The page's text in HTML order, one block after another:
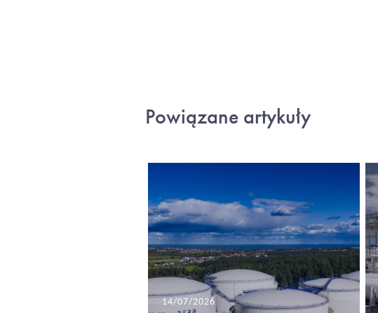
Powiązane artykuły
14/07/2026